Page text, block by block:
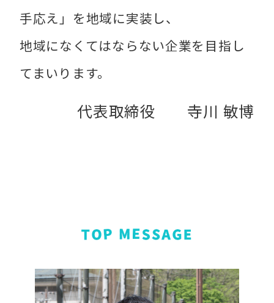
手応え」を地域に実装し、
地域になくてはならない企業を目指し
てまいります。
代表取締役 寺川 敏博